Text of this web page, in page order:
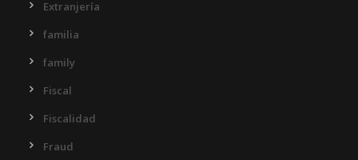
Extranjería
familia
family
Fiscal
Fiscalidad
Fraud